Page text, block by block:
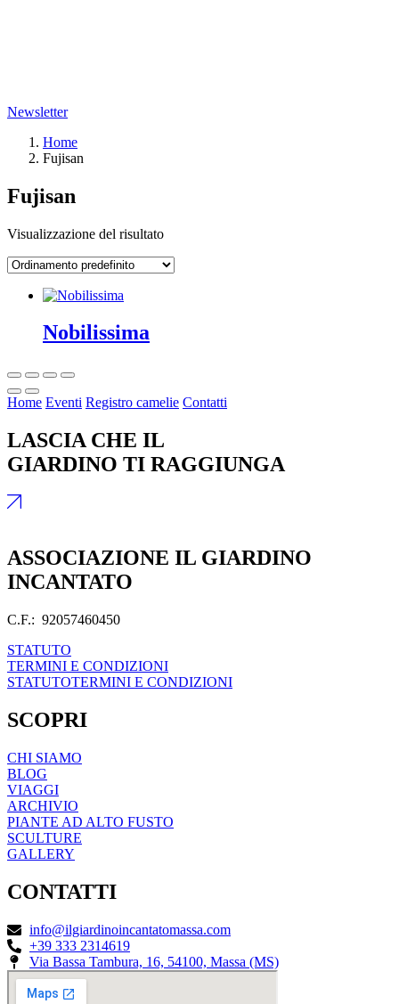
Newsletter
Home
Fujisan
Fujisan
Visualizzazione del risultato
Nobilissima
Home Eventi Registro camelie Contatti
LASCIA CHE IL
GIARDINO TI RAGGIUNGA
ASSOCIAZIONE IL GIARDINO
INCANTATO
C.F.: 92057460450
STATUTO
TERMINI E CONDIZIONI
STATUTOTERMINI E CONDIZIONI
SCOPRI
CHI SIAMO
BLOG
VIAGGI
ARCHIVIO
PIANTE AD ALTO FUSTO
SCULTURE
GALLERY
CONTATTI
info@ilgiardinoincantatomassa.com
+39 333 2314619
Via Bassa Tambura, 16, 54100, Massa (MS)